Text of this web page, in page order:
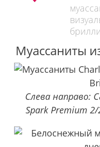
Муассаниты
Слева направо:
Spark Premium